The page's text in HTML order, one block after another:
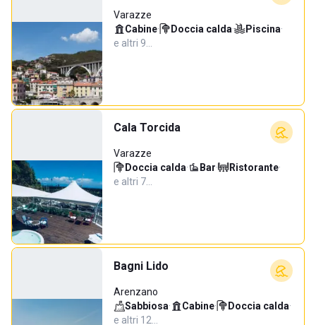
Varazze
Cabine· Doccia calda· Piscina·
e altri 9…
Cala Torcida
Varazze
Doccia calda· Bar· Ristorante·
e altri 7…
Bagni Lido
Arenzano
Sabbiosa· Cabine· Doccia calda·
e altri 12…